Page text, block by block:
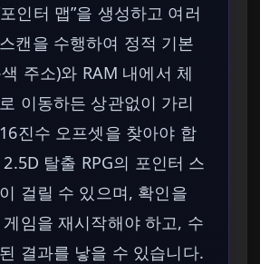
인터 맵”을 생성하고 여러
캔을 수행하여 정적 기본
주소)와 RAM 내에서 체
이동하든 상관없이 가리
진수 오프셋을 찾아야 합
탈출 RPG의 포인터 스
걸릴 수 있으며, 확인을
임을 재시작해야 하고, 수
결과를 낳을 수 있습니다.